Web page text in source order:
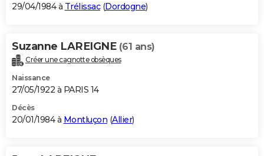
29/04/1984 à Trélissac(Dordogne)
Suzanne LAREIGNE (61 ans)
Créer une cagnotte obsèques
Naissance
27/05/1922 à PARIS 14
Décès
20/01/1984 à Montluçon (Allier)